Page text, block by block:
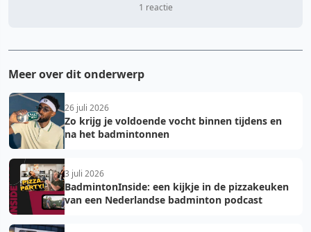
1 reactie
Meer over dit onderwerp
26 juli 2026
Zo krijg je voldoende vocht binnen tijdens en
na het badmintonnen
3 juli 2026
BadmintonInside: een kijkje in de pizzakeuken
van een Nederlandse badminton podcast